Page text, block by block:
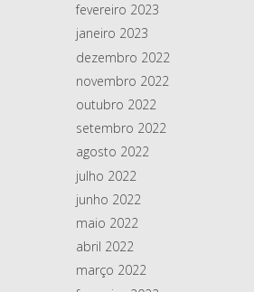
fevereiro 2023
janeiro 2023
dezembro 2022
novembro 2022
outubro 2022
setembro 2022
agosto 2022
julho 2022
junho 2022
maio 2022
abril 2022
março 2022